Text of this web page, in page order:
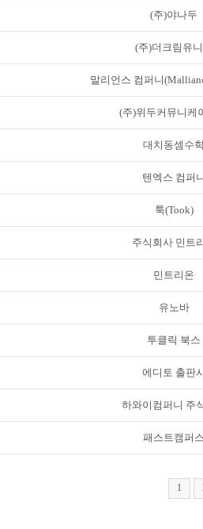
(주)야나두
(주)더크림유
말리언스 컴퍼니
(주)위두커뮤니케
대치동셈수
텐엑스 컴퍼
툭(Took)
주식회사 민트
민트리온
유노바
투클릭 북스
에디토 출판
하와이컴퍼니 주
패스트캠퍼
1